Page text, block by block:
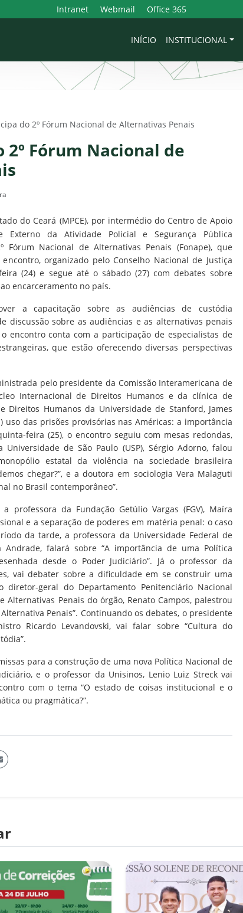
Intranet Webmail Office 365
INÍCIO INSTITUCIONAL
do 2º Fórum Nacional de Alternativas Penais
2º Fórum Nacional de
do Ceará (MPCE), por intermédio do Centro de Apoio
Externo da Atividade Policial e Segurança Pública
Fórum Nacional de Alternativas Penais (Fonape), que
organizado pelo Conselho Nacional de Justiça
(24) e segue até o sábado (27) com debates sobre
encarceramento no país.
a capacitação sobre as audiências de custódia
discussão sobre as audiências e as alternativas penais
encontro conta com a participação de especialistas de
que estão oferecendo diversas perspectivas
pelo presidente da Comissão Interamericana de
Internacional de Direitos Humanos e da clínica de
Direitos Humanos da Universidade de Stanford, James
uso das prisões provisórias nas Américas: a importância
feira (25), o encontro seguiu com mesas redondas,
de São Paulo (USP), Sérgio Adorno, falou
estatal da violência na sociedade brasileira
chegar?”, e a doutora em sociologia Vera Malaguti
no Brasil contemporâneo”.
professora da Fundação Getúlio Vargas (FGV), Maíra
e a separação de poderes em matéria penal: o caso
da tarde, a professora da Universidade Federal de
Andrade, falará sobre “A importância de uma Política
desde o Poder Judiciário”. Já o professor da
vai debater sobre a dificuldade em se construir uma
geral do Departamento Penitenciário Nacional
Alternativas Penais do órgão, Renato Campos, palestrou
Penais”. Continuando os debates, o presidente
Ricardo Levandovski, vai falar sobre “Cultura do
para a construção de uma nova Política Nacional de
e o professor da Unisinos, Lenio Luiz Streck vai
com o tema “O estado de coisas institucional e o
ou pragmática?”.